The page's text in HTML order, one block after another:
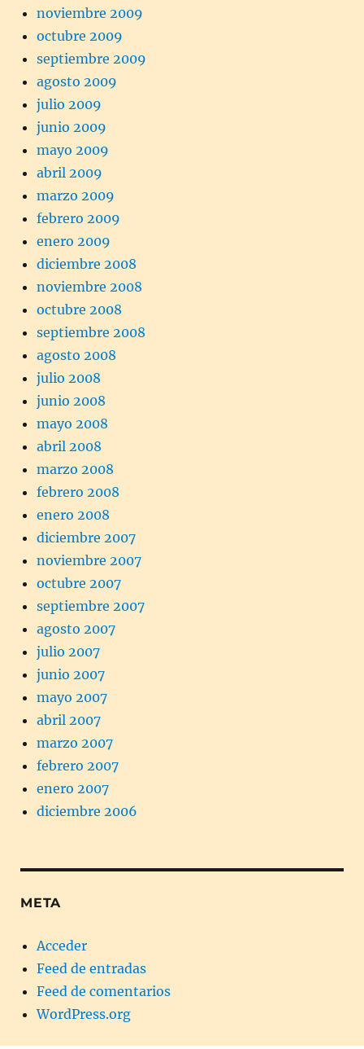
noviembre 2009
octubre 2009
septiembre 2009
agosto 2009
julio 2009
junio 2009
mayo 2009
abril 2009
marzo 2009
febrero 2009
enero 2009
diciembre 2008
noviembre 2008
octubre 2008
septiembre 2008
agosto 2008
julio 2008
junio 2008
mayo 2008
abril 2008
marzo 2008
febrero 2008
enero 2008
diciembre 2007
noviembre 2007
octubre 2007
septiembre 2007
agosto 2007
julio 2007
junio 2007
mayo 2007
abril 2007
marzo 2007
febrero 2007
enero 2007
diciembre 2006
META
Acceder
Feed de entradas
Feed de comentarios
WordPress.org